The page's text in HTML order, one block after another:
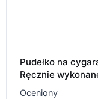
Pudełko na cygara
Ręcznie
HUMIDOR
Oceniony